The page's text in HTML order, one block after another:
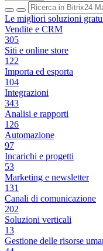
Le migliori soluzioni
Vendite e CRM
305
Siti e online store
122
Importa ed esporta
104
Integrazioni
343
Analisi e rapporti
126
Automazione
97
Incarichi e progetti
53
Marketing e newsletter
131
Canali di comunicazione
202
Soluzioni verticali
13
Gestione delle risorse